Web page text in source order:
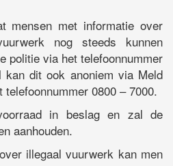
mensen met informatie over
nog steeds kunnen
politie via het telefoonnummer
kan dit ook anoniem via Meld
0800 – 7000.
in beslag en zal de
aanhouden.
illegaal vuurwerk kan men